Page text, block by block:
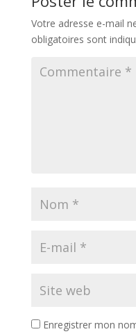
Votre adresse e-mail
obligatoires sont
Enregistrer mon